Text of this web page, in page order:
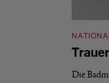
Die